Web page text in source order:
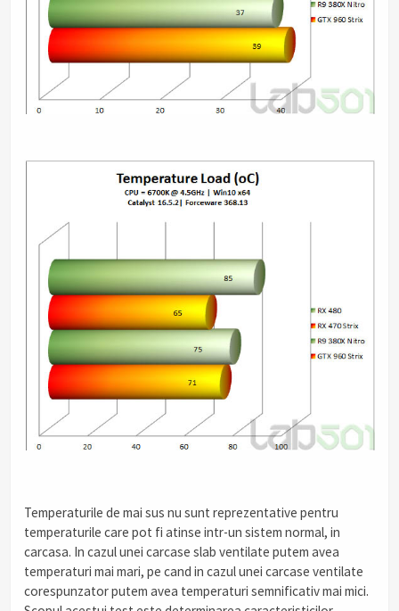
Temperaturile de mai sus nu sunt reprezentative pentru
temperaturile care pot fi atinse intr-un sistem normal, in
carcasa. In cazul unei carcase slab ventilate putem avea
temperaturi mai mari, pe cand in cazul unei carcase ventilate
corespunzator putem avea temperaturi semnificativ mai mici.